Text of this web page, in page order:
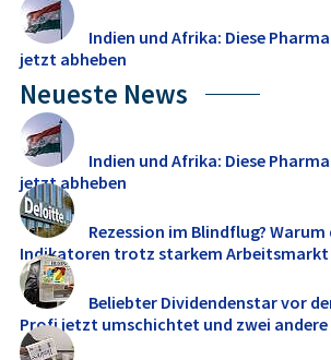
Indien und Afrika: Diese
jetzt abheben
Neueste News
Indien und Afrika: Diese
jetzt abheben
Rezession im Blindflug? Warum
Indikatoren trotz starkem Arbeitsmarkt
Beliebter Dividendenstar vor
Profi jetzt umschichtet und zwei andere